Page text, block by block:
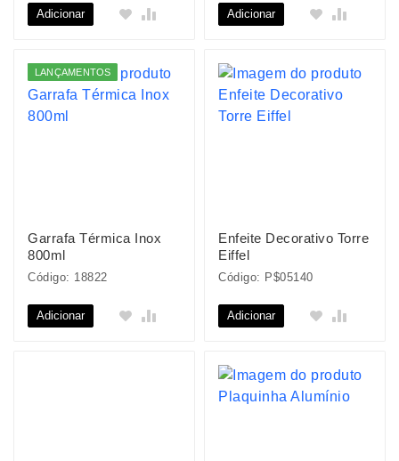
Adicionar Adicionar
LANÇAMENTOS
Garrafa Térmica Inox
800ml
Código: 18822
Adicionar
Enfeite Decorativo Torre
Eiffel
Código: P$05140
Adicionar